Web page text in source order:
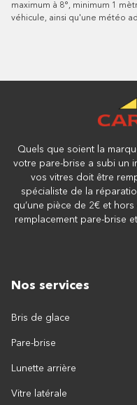
maximum à 8°, minimum 1
véhicule, ainsi qu'une météo
Quels que soient la
votre pare-brise a subi un
vos vitres doit être
spécialiste de la
qu’une pièce de 2€ et
remplacement pare-brise
Nos services
Bris de glace
Pare-brise
Lunette arrière
Vitre latérale